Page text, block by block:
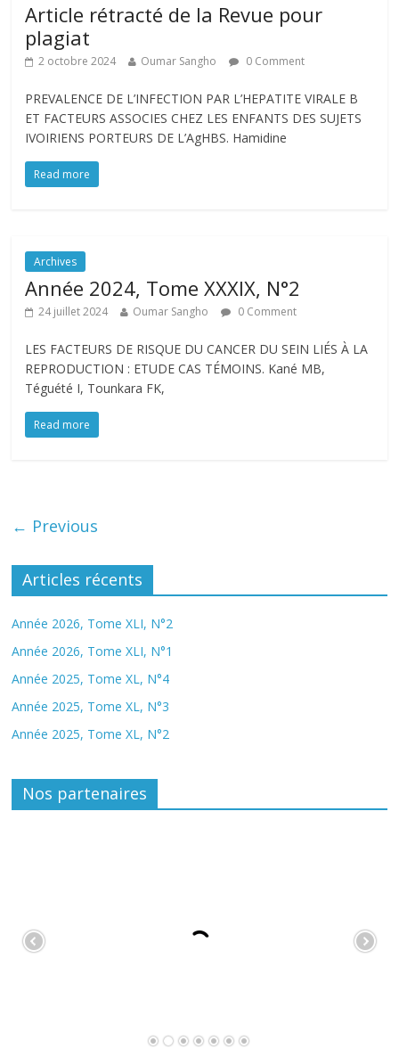
Article rétracté de la Revue pour
plagiat
2 octobre 2024 Oumar Sangho 0 Comment
PREVALENCE DE L’INFECTION PAR L’HEPATITE VIRALE B
ET FACTEURS ASSOCIES CHEZ LES ENFANTS DES SUJETS
IVOIRIENS PORTEURS DE L’AgHBS. Hamidine
Read more
Archives
Année 2024, Tome XXXIX, N°2
24 juillet 2024 Oumar Sangho 0 Comment
LES FACTEURS DE RISQUE DU CANCER DU SEIN LIÉS À LA
REPRODUCTION : ETUDE CAS TÉMOINS. Kané MB,
Téguété I, Tounkara FK,
Read more
← Previous
Articles récents
Année 2026, Tome XLI, N°2
Année 2026, Tome XLI, N°1
Année 2025, Tome XL, N°4
Année 2025, Tome XL, N°3
Année 2025, Tome XL, N°2
Nos partenaires